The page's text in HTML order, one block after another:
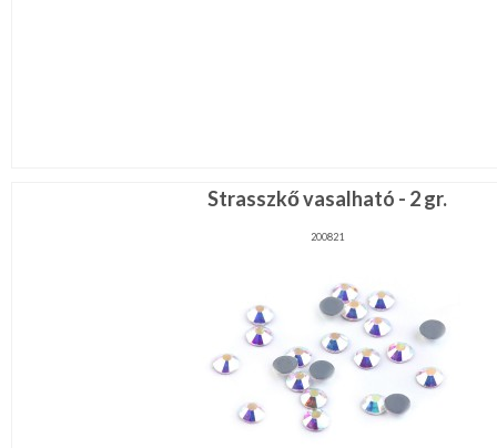
Strasszkő vasalható - 2 gr.
200821